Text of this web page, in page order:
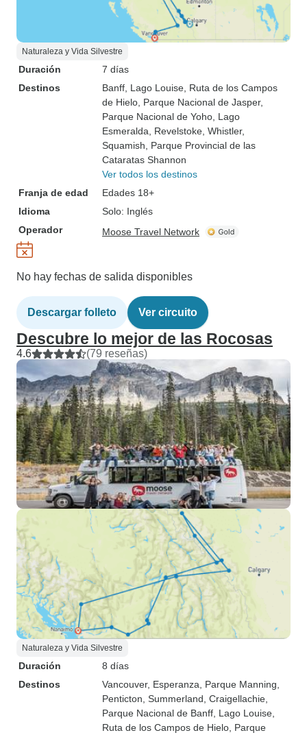
Naturaleza y Vida Silvestre
Duración
7 días
Destinos
Banff , Lago Louise , Ruta de los Campos
de Hielo , Parque Nacional de Jasper,
Parque Nacional de Yoho , Lago
Esmeralda , Revelstoke , Whistler,
Squamish , Parque Provincial de las
Cataratas Shannon
Ver todos los destinos
Franja de edad
Edades 18+
Idioma
Solo: Inglés
Operador
Moose Travel Network
No hay fechas de salida disponibles
Descargar folleto Ver circuito
Descubre lo mejor de las Rocosas
4.6 (79 reseñas)
Naturaleza y Vida Silvestre
Duración
8 días
Destinos
Vancouver, Esperanza , Parque Manning
Penticton , Summerland , Craigellachie
Parque Nacional de Banff , Lago Louise
Ruta de los Campos de Hielo , Parque